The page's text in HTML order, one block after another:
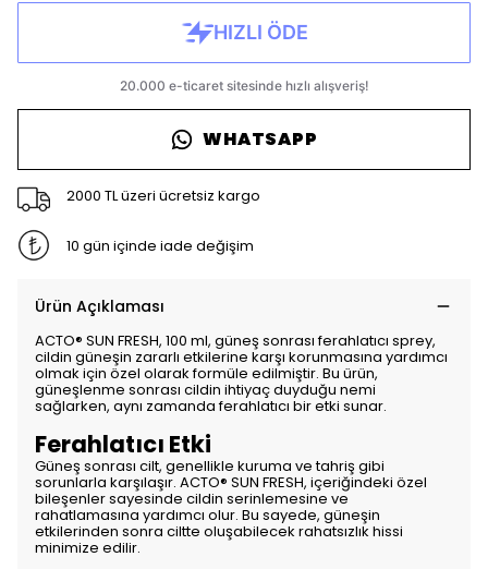
WHATSAPP
2000 TL üzeri ücretsiz kargo
10 gün içinde iade değişim
Ürün Açıklaması
ACTO® SUN FRESH, 100 ml, güneş sonrası ferahlatıcı sprey,
cildin güneşin zararlı etkilerine karşı korunmasına yardımcı
olmak için özel olarak formüle edilmiştir. Bu ürün,
güneşlenme sonrası cildin ihtiyaç duyduğu nemi
sağlarken, aynı zamanda ferahlatıcı bir etki sunar.
Ferahlatıcı Etki
Güneş sonrası cilt, genellikle kuruma ve tahriş gibi
sorunlarla karşılaşır. ACTO® SUN FRESH, içeriğindeki özel
bileşenler sayesinde cildin serinlemesine ve
rahatlamasına yardımcı olur. Bu sayede, güneşin
etkilerinden sonra ciltte oluşabilecek rahatsızlık hissi
minimize edilir.